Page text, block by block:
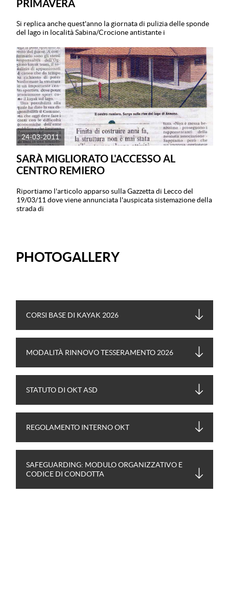
PRIMAVERA
Si replica anche quest'anno la giornata di pulizia delle sponde
del lago in località Sabina/Crocione antistante i
24-03-2011
SARÀ MIGLIORATO L'ACCESSO AL
CENTRO REMIERO
Riportiamo l'articolo apparso sulla Gazzetta di Lecco del
19/03/11 dove viene annunciata l'auspicata sistemazione della
strada di
PHOTOGALLERY
CORSI BASE DI KAYAK 2026
MODALITÀ RINNOVO TESSERAMENTO 2026
STATUTO DI OKT ASD
REGOLAMENTO INTERNO OKT
SAFEGUARDING: MODULO ORGANIZZATIVO E
CODICE DI CONDOTTA